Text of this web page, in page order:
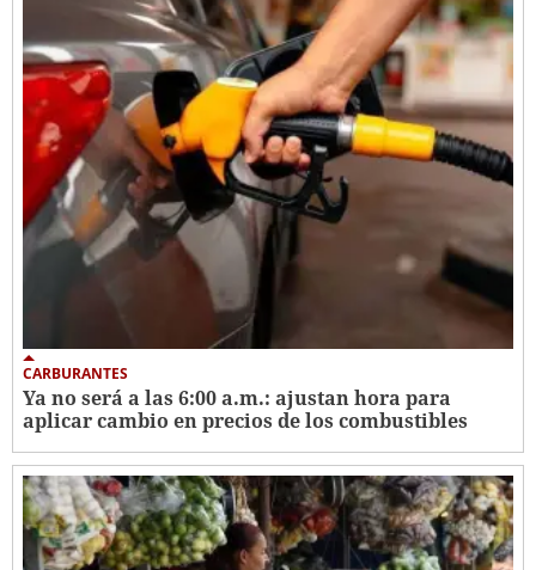
CARBURANTES
Ya no será a las 6:00 a.m.: ajustan hora para
aplicar cambio en precios de los combustibles